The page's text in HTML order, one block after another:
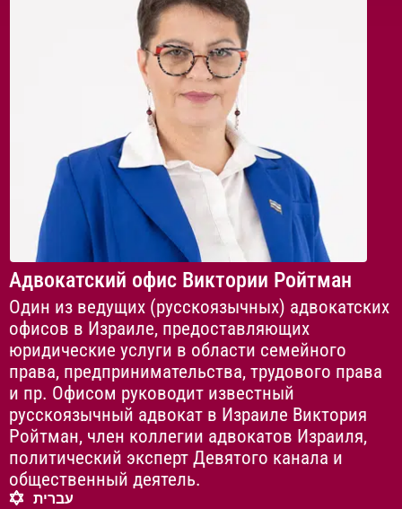
Адвокатский офис Виктории Ройтман
Один из ведущих (русскоязычных) адвокатских
офисов в Израиле, предоставляющих
юридические услуги в области семейного
права, предпринимательства, трудового права
и пр. Офисом руководит известный
русскоязычный адвокат в Израиле Виктория
Ройтман, член коллегии адвокатов Израиля,
политический эксперт Девятого канала и
общественный деятель.
עברית